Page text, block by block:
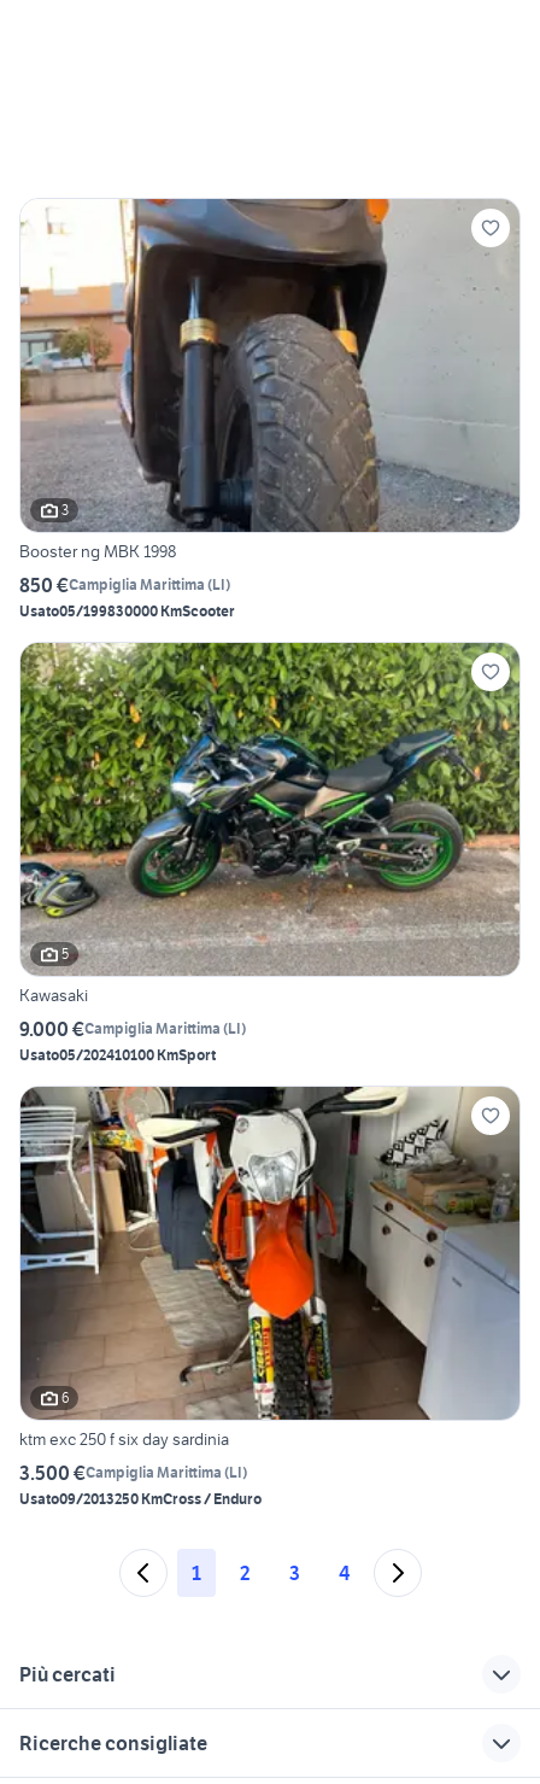
3
Booster ng MBK 1998
850 €Campiglia Marittima (LI)
Usato05/199830000 KmScooter
5
Kawasaki
9.000 €Campiglia Marittima (LI)
Usato05/202410100 KmSport
6
ktm exc 250 f six day sardinia
3.500 €Campiglia Marittima (LI)
Usato09/2013250 KmCross / Enduro
1 2 3 4
Più cercati
vespa 50 a livorno e
Ricerche consigliate